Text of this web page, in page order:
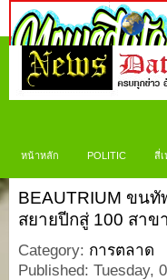
หน้าหลัก POLITIC สี่
BEAUTRIUM ขนทั
สยายปีกสู่ 100 สาข
Category: การตลาด
Published: Tuesday,